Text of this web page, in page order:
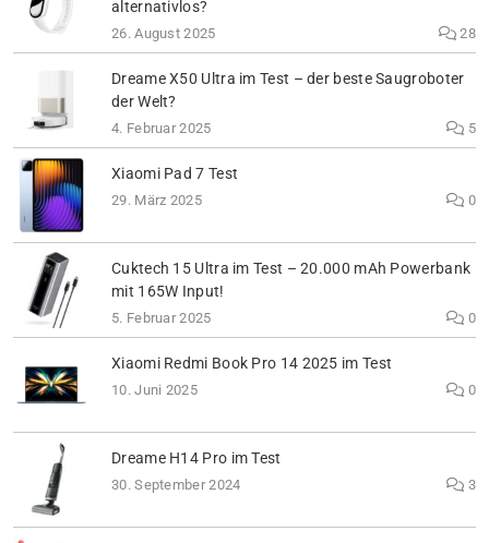
alternativlos?
26. August 2025 28
Dreame X50 Ultra im Test – der beste Saugroboter
der Welt?
4. Februar 2025 5
Xiaomi Pad 7 Test
29. März 2025 0
Cuktech 15 Ultra im Test – 20.000 mAh Powerbank
mit 165W Input!
5. Februar 2025 0
Xiaomi Redmi Book Pro 14 2025 im Test
10. Juni 2025 0
Dreame H14 Pro im Test
30. September 2024 3